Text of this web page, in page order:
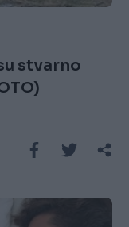
stvarno